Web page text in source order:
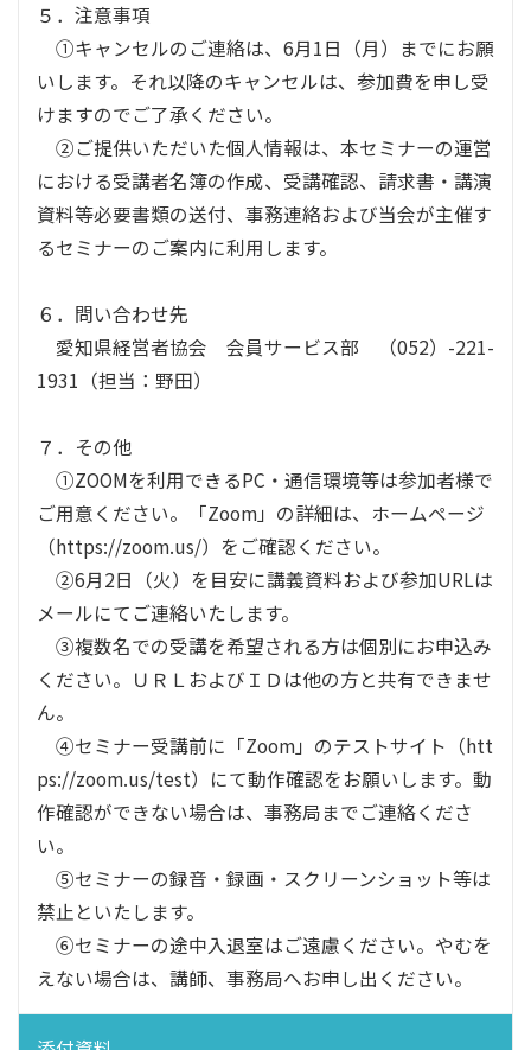
５．注意事項
①キャンセルのご連絡は、6月1日（月）までにお願
いします。それ以降のキャンセルは、参加費を申し受
けますのでご了承ください。
②ご提供いただいた個人情報は、本セミナーの運営
における受講者名簿の作成、受講確認、請求書・講演
資料等必要書類の送付、事務連絡および当会が主催す
るセミナーのご案内に利用します。
６．問い合わせ先
愛知県経営者協会 会員サービス部 （052）-221-
1931（担当：野田）
７．その他
①ZOOMを利用できるPC・通信環境等は参加者様で
ご用意ください。「Zoom」の詳細は、ホームページ
（https://zoom.us/）をご確認ください。
②6月2日（火）を目安に講義資料および参加URLは
メールにてご連絡いたします。
③複数名での受講を希望される方は個別にお申込み
ください。ＵＲＬおよびＩＤは他の方と共有できませ
ん。
④セミナー受講前に「Zoom」のテストサイト（htt
ps://zoom.us/test）にて動作確認をお願いします。動
作確認ができない場合は、事務局までご連絡くださ
い。
⑤セミナーの録音・録画・スクリーンショット等は
禁止といたします。
⑥セミナーの途中入退室はご遠慮ください。やむを
えない場合は、講師、事務局へお申し出ください。